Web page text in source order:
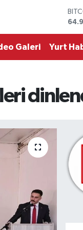
Galeri Yurt